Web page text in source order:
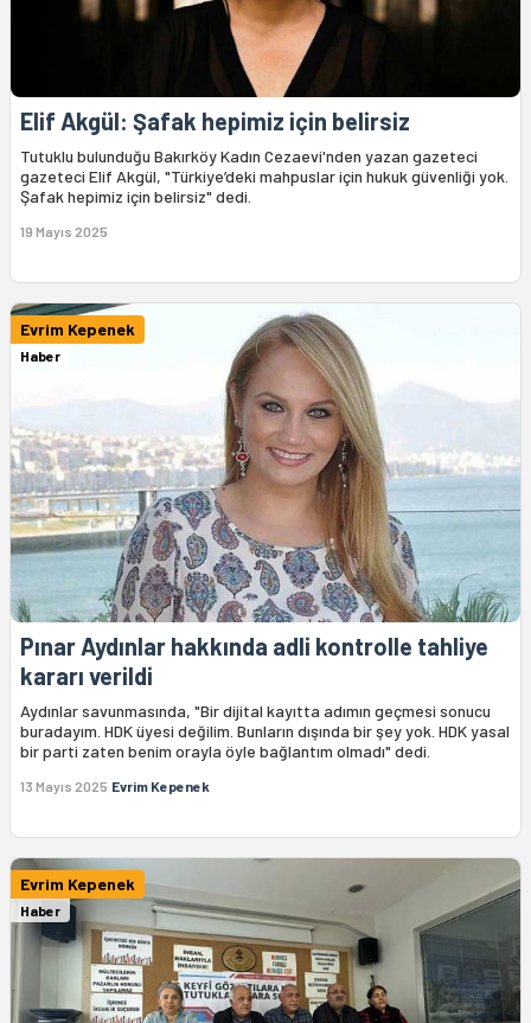
Elif Akgül: Şafak hepimiz için belirsiz
Tutuklu bulunduğu Bakırköy Kadın Cezaevi'nden yazan gazeteci
gazeteci Elif Akgül, "Türkiye’deki mahpuslar için hukuk güvenliği yok.
Şafak hepimiz için belirsiz" dedi.
19 Mayıs 2025
Evrim Kepenek
Haber
Pınar Aydınlar hakkında adli kontrolle tahliye
kararı verildi
Aydınlar savunmasında, "Bir dijital kayıtta adımın geçmesi sonucu
buradayım. HDK üyesi değilim. Bunların dışında bir şey yok. HDK yasal
bir parti zaten benim orayla öyle bağlantım olmadı" dedi.
13 Mayıs 2025 Evrim Kepenek
Evrim Kepenek
Haber